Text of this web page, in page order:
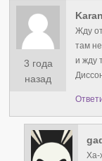
3 года
назад
Жду
там
и жду
Ха-